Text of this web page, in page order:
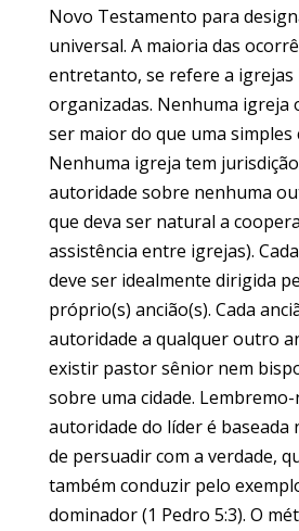
Novo Testamento para
universal. A maioria das
entretanto, se refere a igrejas
organizadas. Nenhuma igreja
ser maior do que uma simples
Nenhuma igreja tem
autoridade sobre nenhuma
que deva ser natural a
assistência entre igrejas).
deve ser idealmente dirigida
próprio(s) ancião(s). Cada
autoridade a qualquer outro
existir pastor sênior nem
sobre uma cidade.
autoridade do líder é baseada
de persuadir com a verdade,
também conduzir pelo
dominador (1 Pedro 5:3). O